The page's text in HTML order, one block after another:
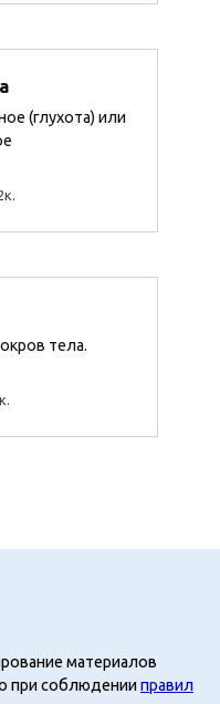
(глухота) или
тела.
материалов
при соблюденииправил